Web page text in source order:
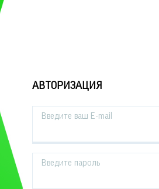
АВТОРИЗАЦИЯ
Введите ваш E-mail
Введите пароль